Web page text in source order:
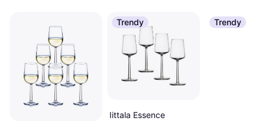
Trendy
Iittala Essence
Trendy